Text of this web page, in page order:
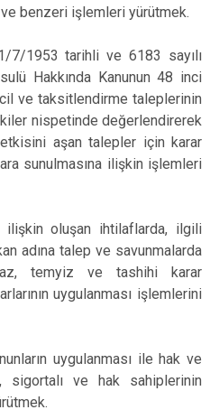
benzeri işlemleri yürütmek.
7/1953 tarihli ve 6183 sayılı
Hakkında Kanunun 48 inci
ve taksitlendirme taleplerinin
nispetinde değerlendirerek
aşan talepler için karar
sunulmasına ilişkin işlemleri
oluşan ihtilaflarda, ilgili
adına talep ve savunmalarda
temyiz ve tashihi karar
uygulanması işlemlerini
uygulanması ile hak ve
sigortalı ve hak sahiplerinin